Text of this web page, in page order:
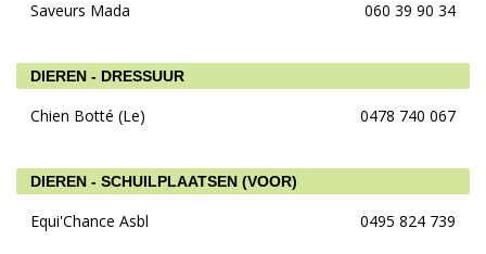
Saveurs Mada
060 39 90 34
DIEREN - DRESSUUR
Chien Botté (Le) 0478 740 067
DIEREN - SCHUILPLAATSEN (VOOR)
Equi'Chance Asbl 0495 824 739